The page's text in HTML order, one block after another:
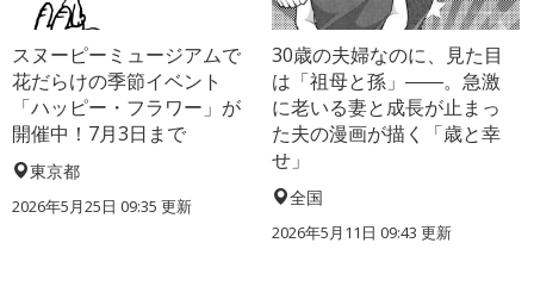
スヌーピーミュージアムで
花だらけの季節イベント
「ハッピー・フラワー」が
開催中！7月3日まで
東京都
2026年5月25日 09:35 更新
30歳の夫婦なのに、見た目
は「祖母と孫」――。急激
に老いる妻と成長が止まっ
た夫の漫画が描く「歳と幸
せ」
全国
2026年5月11日 09:43 更新